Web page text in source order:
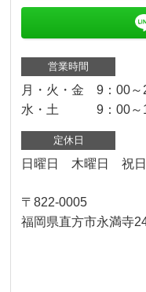
営業時間
月・火・金 9：00～
水・土 9：00～
定休日
日曜日 木曜日 祝日
〒822-0005
福岡県直方市永満寺